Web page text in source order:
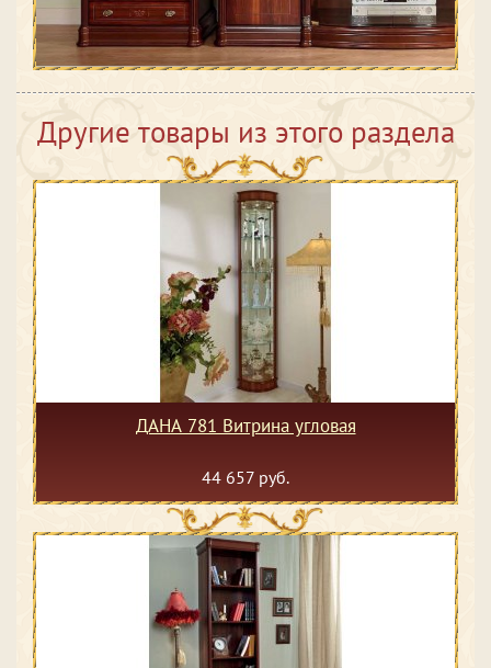
Другие товары из этого раздела
ДАНА 781 Витрина угловая
44 657 руб.